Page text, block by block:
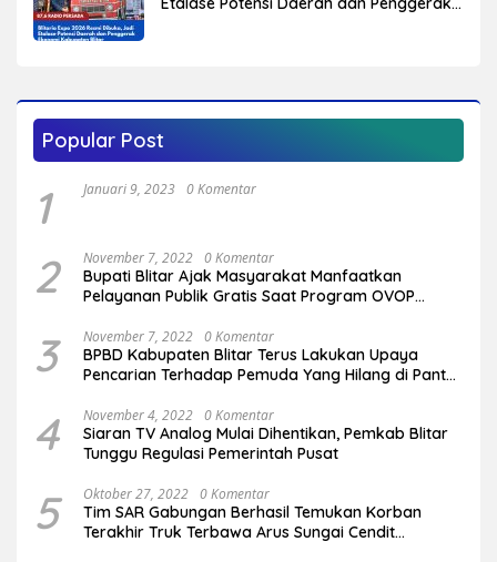
Popular Post
1 Januari 9, 2023 0 Komentar
2 November 7, 2022 0 Komentar
Bupati Blitar Ajak Masyarakat Manfaatkan
Pelayanan Publik Gratis Saat Program OVOP
3 November 7, 2022 0 Komentar
BPBD Kabupaten Blitar Terus Lakukan Upaya
Pencarian Terhadap Pemuda Yang Hilang di Pantai
4 November 4, 2022 0 Komentar
Siaran TV Analog Mulai Dihentikan, Pemkab Blitar
Tunggu Regulasi Pemerintah Pusat
5 Oktober 27, 2022 0 Komentar
Tim SAR Gabungan Berhasil Temukan Korban
Terakhir Truk Terbawa Arus Sungai Cendit